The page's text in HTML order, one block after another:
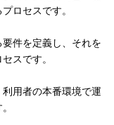
ロセスです。
件を定義し、それを
スです。
用者の本番環境で運